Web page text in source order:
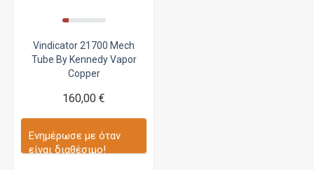
Vindicator 21700 Mech
Tube By Kennedy Vapor
Copper
160,00 €
Ενημέρωσε με όταν
είναι διαθέσιμο!